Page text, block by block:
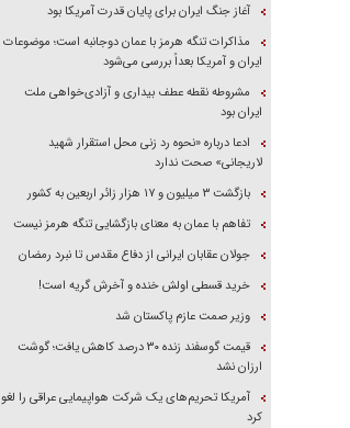
آغاز جنگ ایران برای پایان قدرت آمریکا بود
مذاکرات تنگه هرمز با عمان دوجانبه است؛ موضوعات
ایران و آمریکا بعداً بررسی می‌شود
مشروطه نقطه عطف بیداری و آزادی‌خواهی ملت
ایران بود
ادعا درباره «نحوه رد زنی محل استقرار شهید
لاریجانی» صحت ندارد
بازگشت ۳ میلیون و ۱۷ هزار زائر اربعین به کشور
تفاهم با عمان به معنای بازگشایی تنگه هرمز نیست
جولان عقابان ایرانی از دفاع مقدس تا نبرد رمضان
خرید قسطی اولش خنده و آخرش گریه است!
وزیر صمت عازم پاکستان شد
قیمت گوسفند زنده ۳۰ درصد کاهش یافت؛ گوشت
ارزان نشد
آمریکا تحریم‌های یک شرکت هواپیمایی عراقی را لغو
کرد